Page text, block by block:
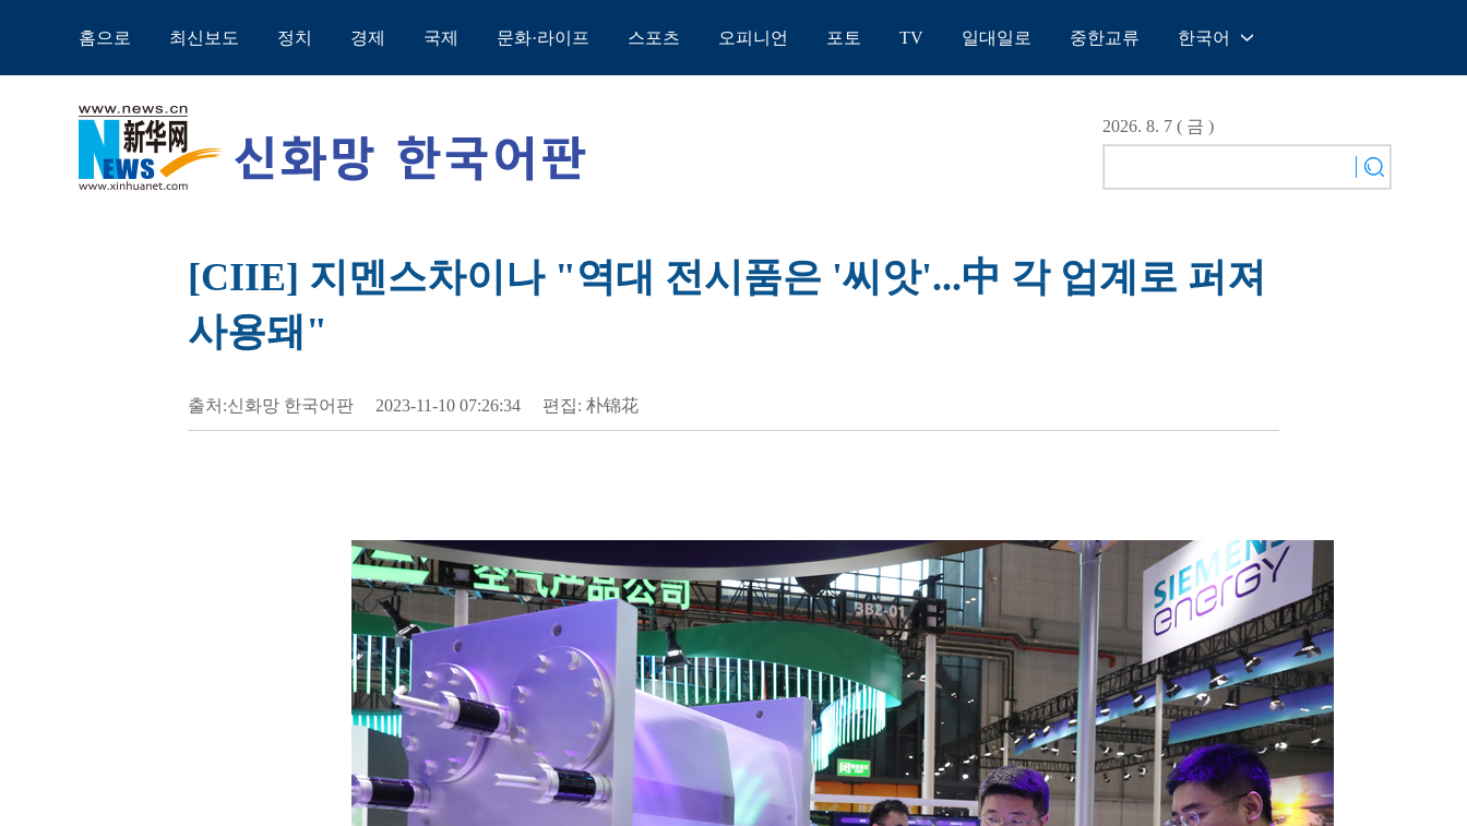
홈으로 최신보도 정치 경제 국제 문화·라이프 스포츠 오피니언 포토 TV 일대일로 중한교류 한국어
English
Español
日本語
2026. 8. 7 ( 금 )
[CIIE] 지멘스차이나 "역대 전시품은 '씨앗'...中 각 업계로 퍼져
사용돼"
출처:신화망 한국어판 2023-11-10 07:26:34 편집: 朴锦花